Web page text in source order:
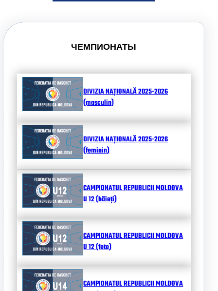
ЧЕМПИОНАТЫ
DIVIZIA NAȚIONALĂ 2025-2026
(masculin)
DIVIZIA NAȚIONALĂ 2025-2026
(feminin)
CAMPIONATUL REPUBLICII MOLDOVA
U 12 (băieți)
CAMPIONATUL REPUBLICII MOLDOVA
U 12 (fete)
CAMPIONATUL REPUBLICII MOLDOVA